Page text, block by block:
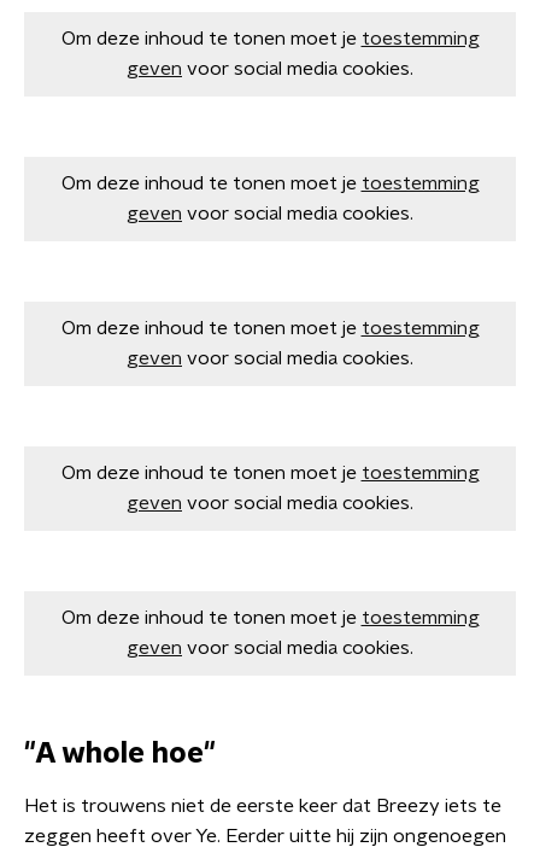
Om deze inhoud te tonen moet je toestemming
geven voor social media cookies.
Om deze inhoud te tonen moet je toestemming
geven voor social media cookies.
Om deze inhoud te tonen moet je toestemming
geven voor social media cookies.
Om deze inhoud te tonen moet je toestemming
geven voor social media cookies.
Om deze inhoud te tonen moet je toestemming
geven voor social media cookies.
"A whole hoe"
Het is trouwens niet de eerste keer dat Breezy iets te
zeggen heeft over Ye. Eerder uitte hij zijn ongenoegen